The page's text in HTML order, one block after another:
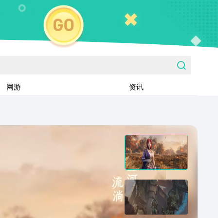
网游 资讯